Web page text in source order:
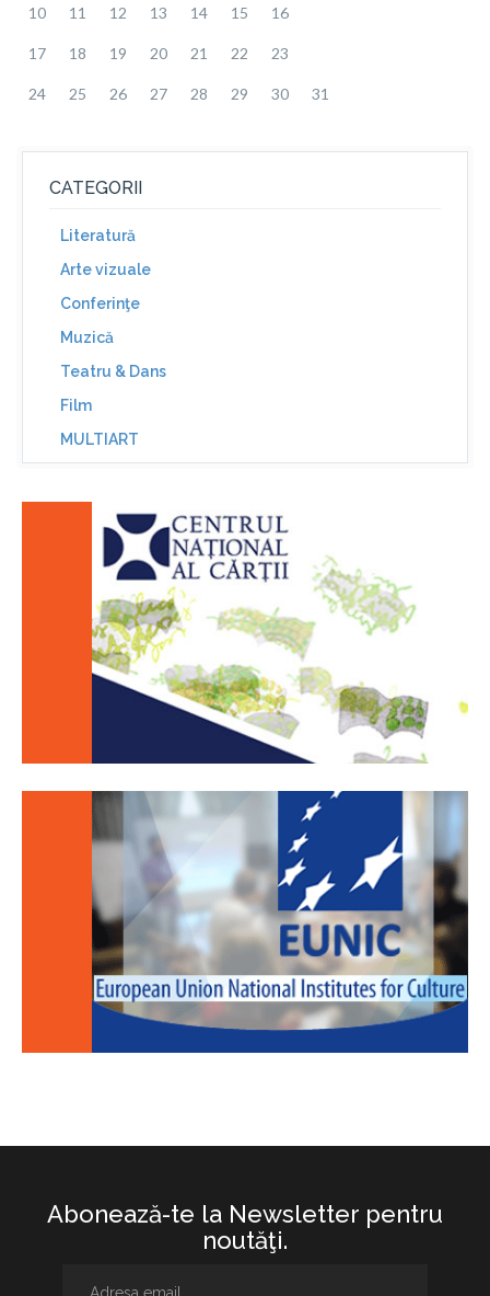
10 11 12 13 14 15 16
17 18 19 20 21 22 23
24 25 26 27 28 29 30 31
CATEGORII
Literatură
Arte vizuale
Conferinţe
Muzică
Teatru & Dans
Film
MULTIART
Abonează-te la Newsletter pentru
noutăţi.